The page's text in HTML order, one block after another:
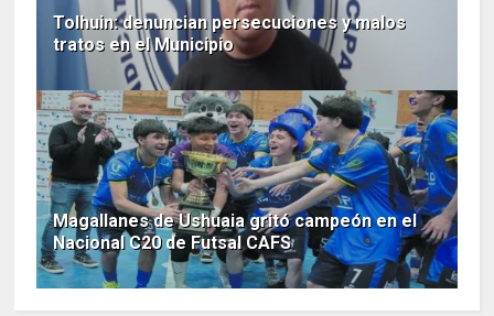
Tolhuin: denuncian persecuciones y malos
tratos en el Municipio
Magallanes de Ushuaia gritó campeón en el
Nacional C20 de Futsal CAFS